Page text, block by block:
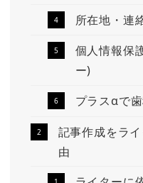
所在地・連
個人情報保
ー)
プラスαで
記事作成をラ
由